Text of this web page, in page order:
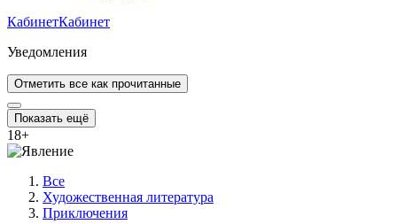
КабинетКабинет
Уведомления
Отметить все как прочитанные
Показать ещё
18+
Все
Художественная литература
Приключения